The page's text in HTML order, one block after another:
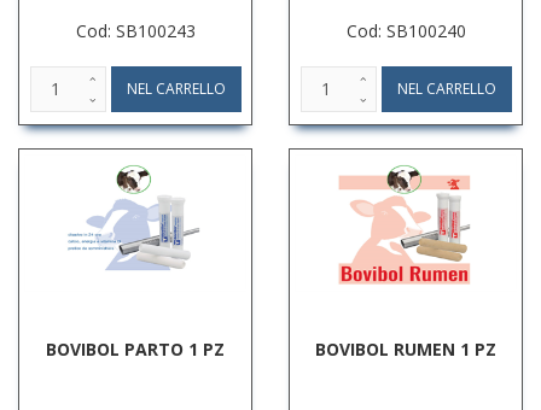
Cod: SB100243 Cod: SB100240
BOVIBOL PARTO 1 PZ BOVIBOL RUMEN 1 PZ